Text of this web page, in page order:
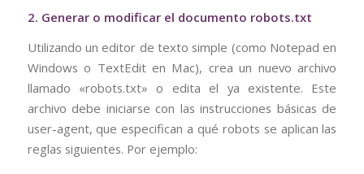
2. Generar o modificar el documento robots.txt
Utilizando un editor de texto simple (como Notepad en
Windows o TextEdit en Mac), crea un nuevo archivo
llamado «robots.txt» o edita el ya existente. Este
archivo debe iniciarse con las instrucciones básicas de
user-agent, que especifican a qué robots se aplican las
reglas siguientes. Por ejemplo: